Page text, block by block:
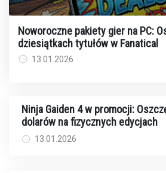
Noworoczne pakiety gier na PC:
dziesiątkach tytułów w Fanatical
13.01.2026
Ninja Gaiden 4 w promocji:
dolarów na fizycznych edycjach
13.01.2026